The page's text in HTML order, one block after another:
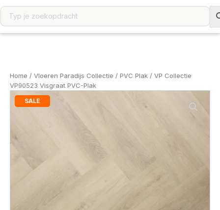
Home / Vloeren Paradijs Collectie / PVC Plak / VP Collectie
VP90523 Visgraat PVC-Plak
SALE